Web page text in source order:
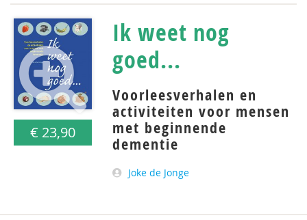
€ 23,90
Ik weet nog
goed...
Voorleesverhalen en
activiteiten voor mensen
met beginnende
dementie
Joke de Jonge